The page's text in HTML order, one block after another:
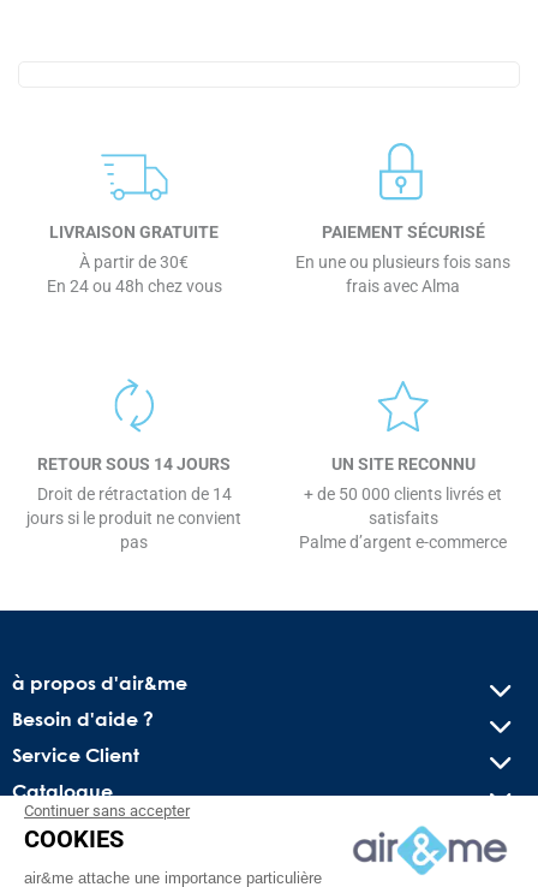
LIVRAISON GRATUITE
À partir de 30€
En 24 ou 48h chez vous
PAIEMENT SÉCURISÉ
En une ou plusieurs fois sans
frais avec Alma
RETOUR SOUS 14 JOURS
Droit de rétractation de 14
jours si le produit ne convient
pas
UN SITE RECONNU
+ de 50 000 clients livrés et
satisfaits
Palme d’argent e-commerce
à propos d'air&me
Besoin d'aide ?
Service Client
Catalogue
Recevez nos offres spéciales !
Continuer sans accepter
COOKIES
air&me attache une importance particulière